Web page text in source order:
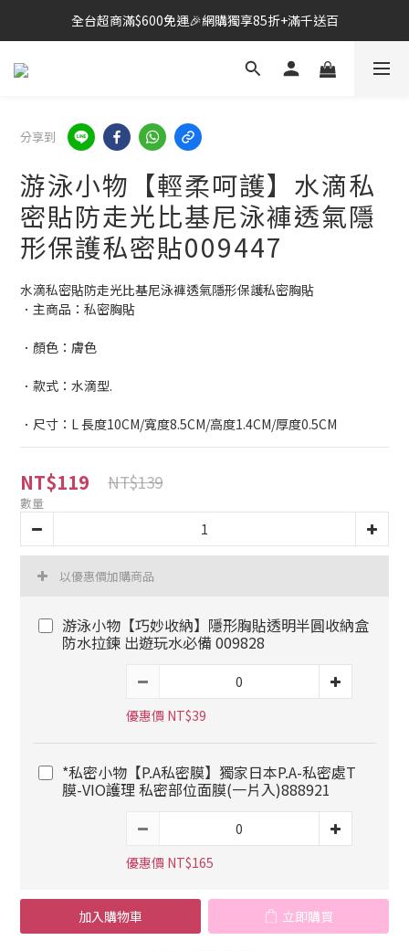
🔗點我跳轉進入👉台灣No2情趣用品商城
全台超商滿$600免運🎉網購獨享85折+滿千送百
雙北桃園新竹🛵24H即刻外送到府+全省快速到貨
分享到
游泳小物【輕柔呵護】水滴私
密貼防走光比基尼泳褲透氣隱
形保護私密貼009447
水滴私密貼防走光比基尼泳褲透氣隱形保護私密胸貼
．主商品：私密胸貼
．顏色：膚色
．款式：水滴型.
．尺寸：L 長度10CM/寬度8.5CM/高度1.4CM/厚度0.5CM
NT$119 NT$139
數量
以優惠價加購商品
游泳小物【巧妙收納】隱形胸貼透明半圓收納盒
防水拉鍊 出遊玩水必備 009828
優惠價 NT$39
*私密小物【P.A私密膜】獨家日本P.A-私密處T
膜-VIO護理 私密部位面膜(一片入)888921
優惠價 NT$165
加入購物車 立即購買